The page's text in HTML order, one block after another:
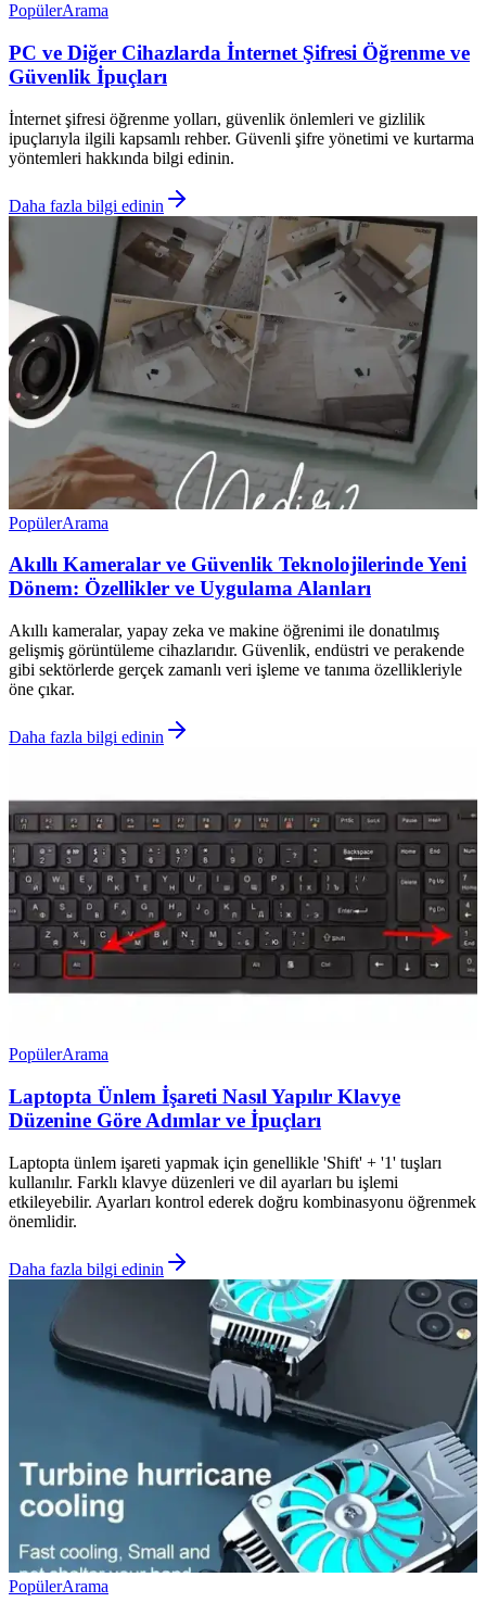
PopülerArama
PC ve Diğer Cihazlarda İnternet Şifresi Öğrenme ve
Güvenlik İpuçları
İnternet şifresi öğrenme yolları, güvenlik önlemleri ve gizlilik
ipuçlarıyla ilgili kapsamlı rehber. Güvenli şifre yönetimi ve kurtarma
yöntemleri hakkında bilgi edinin.
Daha fazla bilgi edinin
PopülerArama
Akıllı Kameralar ve Güvenlik Teknolojilerinde Yeni
Dönem: Özellikler ve Uygulama Alanları
Akıllı kameralar, yapay zeka ve makine öğrenimi ile donatılmış
gelişmiş görüntüleme cihazlarıdır. Güvenlik, endüstri ve perakende
gibi sektörlerde gerçek zamanlı veri işleme ve tanıma özellikleriyle
öne çıkar.
Daha fazla bilgi edinin
PopülerArama
Laptopta Ünlem İşareti Nasıl Yapılır Klavye
Düzenine Göre Adımlar ve İpuçları
Laptopta ünlem işareti yapmak için genellikle 'Shift' + '1' tuşları
kullanılır. Farklı klavye düzenleri ve dil ayarları bu işlemi
etkileyebilir. Ayarları kontrol ederek doğru kombinasyonu öğrenmek
önemlidir.
Daha fazla bilgi edinin
PopülerArama